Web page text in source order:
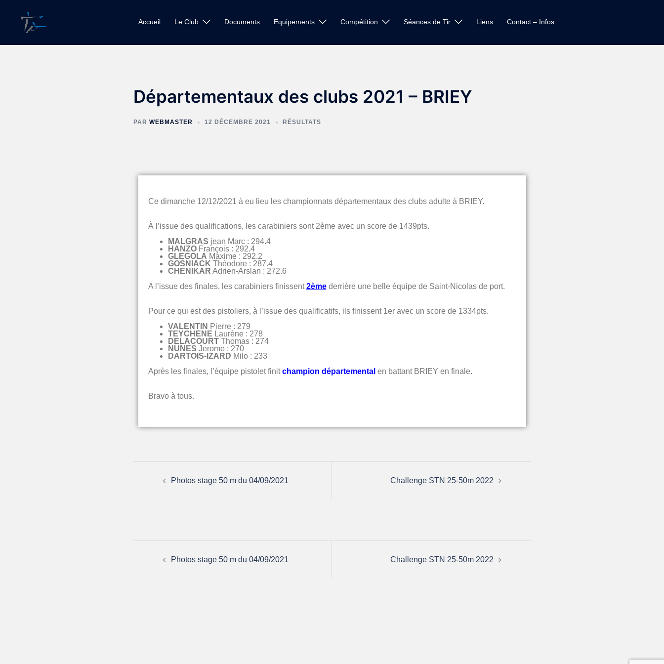
Accueil Le Club Documents Equipements Compétition Séances de Tir Liens Contact – Infos
Départementaux des clubs 2021 – BRIEY
PAR WEBMASTER 12 DÉCEMBRE 2021 RÉSULTATS
Ce dimanche 12/12/2021 à eu lieu les championnats départementaux des clubs adulte à BRIEY.
À l’issue des qualifications, les carabiniers sont 2ème avec un score de 1439pts.
MALGRAS jean Marc : 294.4
HANZOFrançois : 292.4
GLEGOLA Maxime : 292.2
GOSNIACK Théodore : 287.4
CHENIKAR Adrien-Arslan : 272.6
A l’issue des finales, les carabiniers finissent2èmederrière une belle équipe de Saint-Nicolas de port.
Pour ce qui est des pistoliers, à l’issue des qualificatifs, ils finissent 1er avec un score de 1334pts.
VALENTIN Pierre : 279
TEYCHENE Laurène : 278
DELACOURTThomas : 274
NUNES Jerome : 270
DARTOIS-IZARD Milo : 233
Après les finales, l’équipe pistolet finitchampion départemental en battant BRIEY en finale.
Bravo à tous.
Photos stage 50 m du 04/09/2021 Challenge STN 25-50m 2022
Photos stage 50 m du 04/09/2021 Challenge STN 25-50m 2022